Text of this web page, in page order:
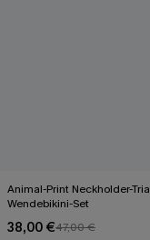
Animal-Print Neckholder-
Wendebikini-Set
38,00 €47,00 €